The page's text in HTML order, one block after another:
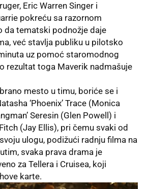
Eric Warren Singer i
pokreću sa razornom
da tematski podnožje daje
već stavlјa publiku u pilotsko
uz pomoć staromodnog
rezultat toga Maverik nadmašuje
mesto u timu, boriće se i
‘Phoenix’ Trace (Monica
Seresin (Glen Powell) i
Fitch (Jay Ellis), pri čemu svaki od
ulogu, podižući radnju filma na
svaka prava drama je
za Tellera i Cruisea, koji
karte.